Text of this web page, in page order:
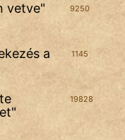
9250
vetve"
1145
a
19828
"